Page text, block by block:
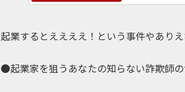
起業するとええええ！という事件やありえ
●起業家を狙うあなたの知らない詐欺師